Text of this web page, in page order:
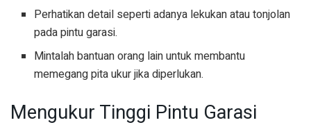
Perhatikan detail seperti adanya lekukan atau tonjolan
pada pintu garasi.
Mintalah bantuan orang lain untuk membantu
memegang pita ukur jika diperlukan.
Mengukur Tinggi Pintu Garasi